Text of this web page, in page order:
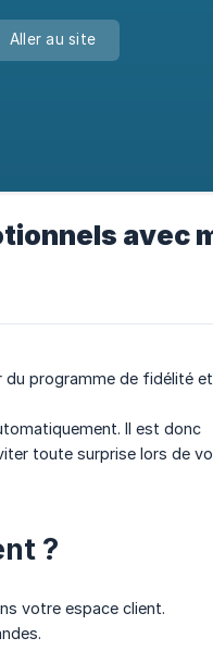
Aller au site
avec
programme de fidélité
Il est donc
toute surprise lors de
?
votre espace client.